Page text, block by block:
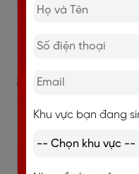
As a result of
nhanh, anh ấy gặp
2.2.2. "As a result
Khi "as a result of"
Khu vực bạn đang